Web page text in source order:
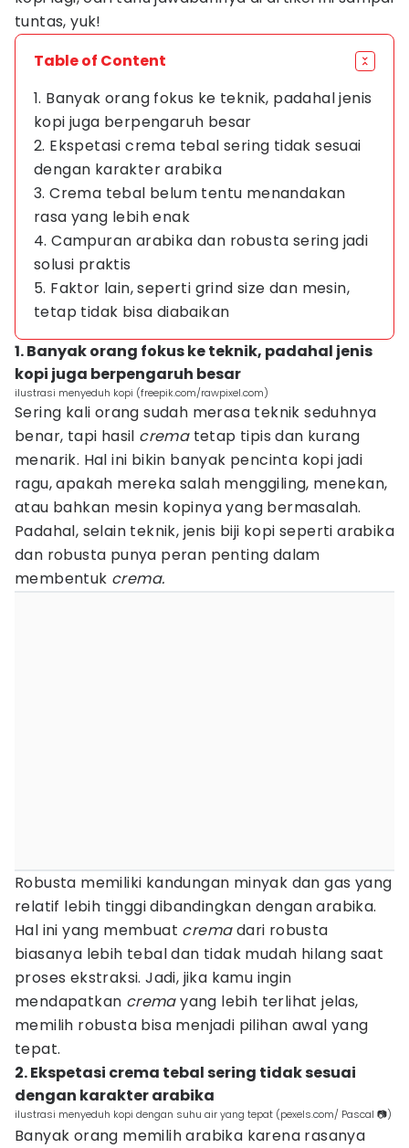
tuntas, yuk!
Table of Content
1. Banyak orang fokus ke teknik, padahal jenis
kopi juga berpengaruh besar
2. Ekspetasi crema tebal sering tidak sesuai
dengan karakter arabika
3. Crema tebal belum tentu menandakan
rasa yang lebih enak
4. Campuran arabika dan robusta sering jadi
solusi praktis
5. Faktor lain, seperti grind size dan mesin,
tetap tidak bisa diabaikan
1. Banyak orang fokus ke teknik, padahal jenis
kopi juga berpengaruh besar
ilustrasi menyeduh kopi (freepik.com/rawpixel.com)
Sering kali orang sudah merasa teknik seduhnya
benar, tapi hasil crematetap tipis dan kurang
menarik. Hal ini bikin banyak pencinta kopi jadi
ragu, apakah mereka salah menggiling, menekan,
atau bahkan mesin kopinya yang bermasalah.
Padahal, selain teknik, jenis biji kopi seperti arabika
dan robusta punya peran penting dalam
membentuk crema.
Robusta memiliki kandungan minyak dan gas yang
relatif lebih tinggi dibandingkan dengan arabika.
Hal ini yang membuat cremadari robusta
biasanya lebih tebal dan tidak mudah hilang saat
proses ekstraksi. Jadi, jika kamu ingin
mendapatkan cremayang lebih terlihat jelas,
memilih robusta bisa menjadi pilihan awal yang
tepat.
2. Ekspetasi crema tebal sering tidak sesuai
dengan karakter arabika
ilustrasi menyeduh kopi dengan suhu air yang tepat (pexels.com/ Pascal 📷)
Banyak orang memilih arabika karena rasanya